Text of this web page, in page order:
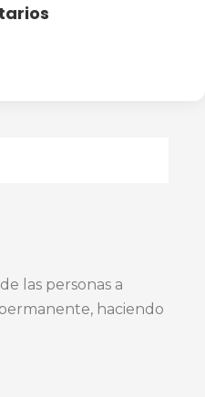
las personas a
haciendo